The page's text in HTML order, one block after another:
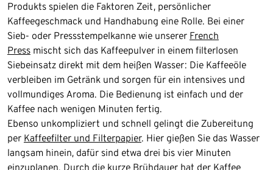
Produkts spielen die Faktoren Zeit, persönlicher
Kaffeegeschmack und Handhabung eine Rolle. Bei einer
Sieb- oder Pressstempelkanne wie unserer French
Press mischt sich das Kaffeepulver in einem filterlosen
Siebeinsatz direkt mit dem heißen Wasser: Die Kaffeeöle
verbleiben im Getränk und sorgen für ein intensives und
vollmundiges Aroma. Die Bedienung ist einfach und der
Kaffee nach wenigen Minuten fertig.
Ebenso unkompliziert und schnell gelingt die Zubereitung
per Kaffeefilter und Filterpapier. Hier gießen Sie das Wasser
langsam hinein, dafür sind etwa drei bis vier Minuten
einzuplanen. Durch die kurze Brühdauer hat der Kaffee